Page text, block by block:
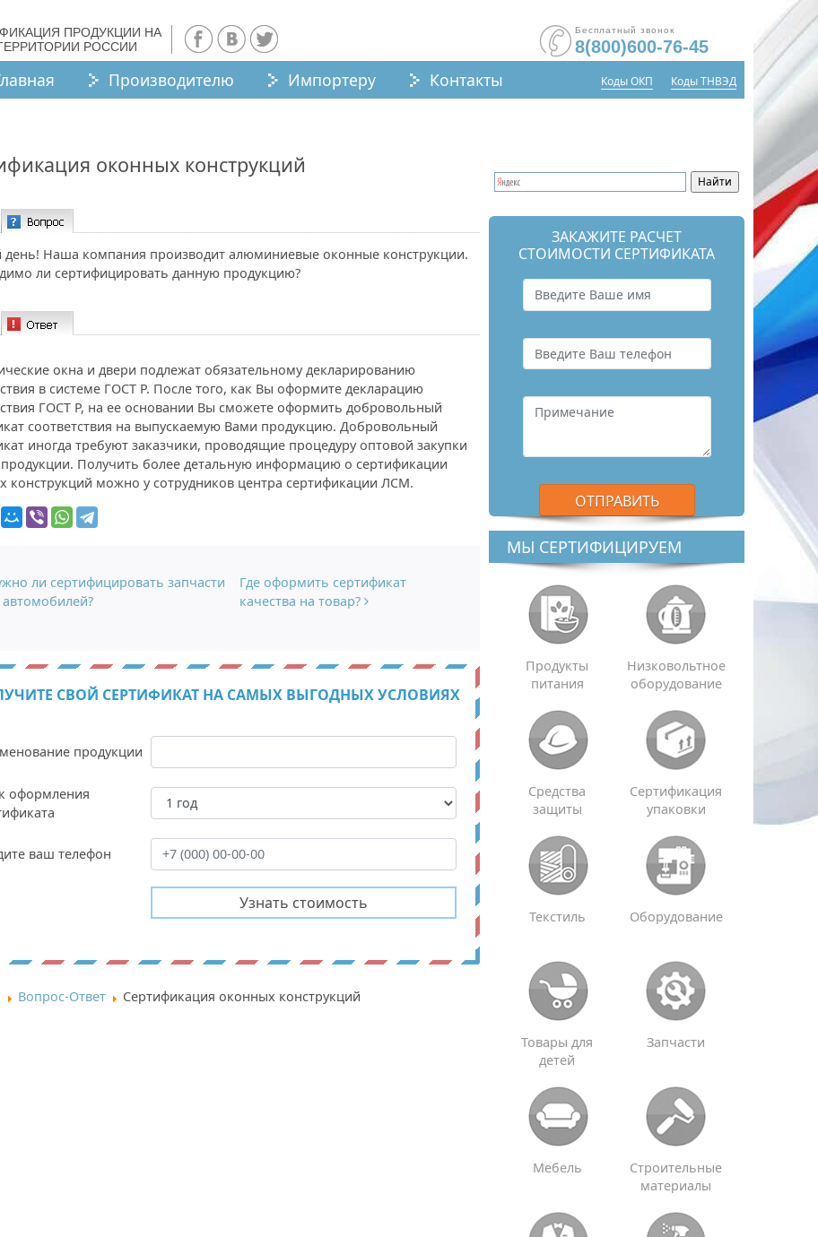
ПРОДУКЦИИ НА
РОССИИ
Бесплатный звонок
8(800)600-76-45
Производителю Импортеру Контакты Коды ОКП Коды ТНВЭД
оконных конструкций
Наша компания производит алюминиевые оконные конструкции.
ли сертифицировать данную продукцию?
окна и двери подлежат обязательному декларированию
в системе ГОСТ Р. После того, как Вы оформите декларацию
ГОСТ Р, на ее основании Вы сможете оформить добровольный
соответствия на выпускаемую Вами продукцию. Добровольный
иногда требуют заказчики, проводящие процедуру оптовой закупки
Получить более детальную информацию о сертификации
конструкций можно у сотрудников центра сертификации ЛСМ.
по записям
ли сертифицировать запчасти
автомобилей?
Где оформить сертификат
качества на товар?
СВОЙ СЕРТИФИКАТ НА САМЫХ ВЫГОДНЫХ УСЛОВИЯХ
продукции
оформления
ваш телефон
Вопрос-Ответ Сертификация оконных конструкций
ЗАКАЖИТЕ РАСЧЕТ
СТОИМОСТИ СЕРТИФИКАТА
МЫ СЕРТИФИЦИРУЕМ
Продукты
питания
Низковольтное
оборудование
Средства
защиты
Сертификация
упаковки
Текстиль Оборудование
Товары для
детей
Запчасти
Мебель
Строительные
материалы